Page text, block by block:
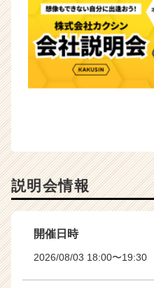
説明会情報
開催日時
2026/08/03 18:00〜19:30